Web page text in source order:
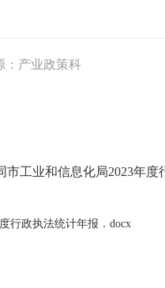
产业政策科
工业和信息化局2023年度
行政执法统计年报．docx